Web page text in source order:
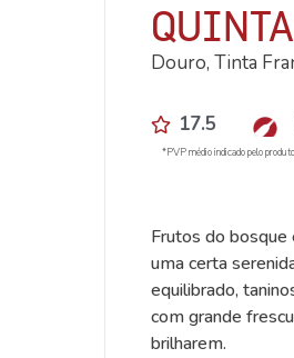
Douro, Tinta
17.5
*PVP médio indicado pelo
Frutos do
uma certa
equilibrado,
com grande
brilharem.